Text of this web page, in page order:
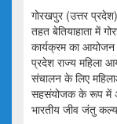
गोरखपुर (उत्तर
तहत बेतियाहाता में
कार्यक्रम का
प्रदेश राज्य महिला
संचालन के लिए
सहसंयोजक के रूप में
भारतीय जीव जंतु